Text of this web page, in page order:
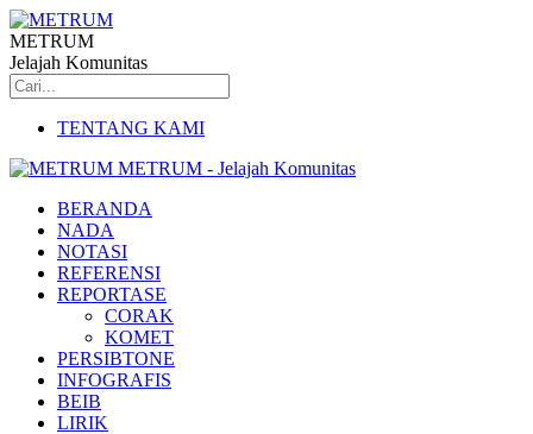
METRUM
Jelajah Komunitas
TENTANG KAMI
METRUM - Jelajah Komunitas
BERANDA
NADA
NOTASI
REFERENSI
REPORTASE
CORAK
KOMET
PERSIBTONE
INFOGRAFIS
BEIB
LIRIK